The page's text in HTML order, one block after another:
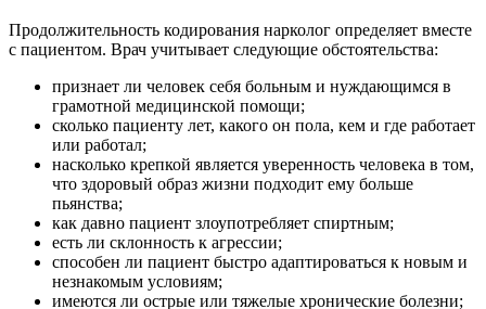
Продолжительность кодирования нарколог определяет вместе
с пациентом. Врач учитывает следующие обстоятельства:
признает ли человек себя больным и нуждающимся в
грамотной медицинской помощи;
сколько пациенту лет, какого он пола, кем и где работает
или работал;
насколько крепкой является уверенность человека в том,
что здоровый образ жизни подходит ему больше
пьянства;
как давно пациент злоупотребляет спиртным;
есть ли склонность к агрессии;
способен ли пациент быстро адаптироваться к новым и
незнакомым условиям;
имеются ли острые или тяжелые хронические болезни;